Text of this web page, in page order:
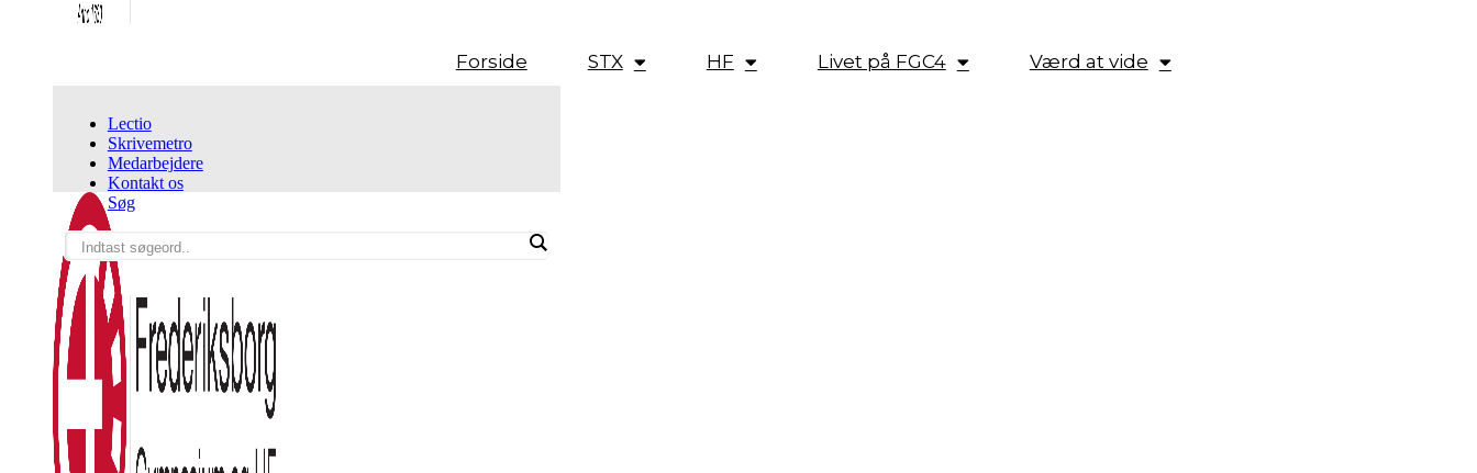
Forside STX HF Livet på FGC4 Værd at vide
Lectio
Skrivemetro
Medarbejdere
Kontakt os
Søg